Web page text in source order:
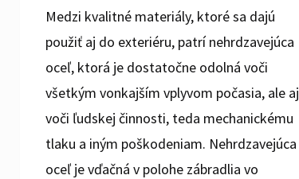
Medzi kvalitné materiály, ktoré sa dajú
použiť aj do exteriéru, patrí nehrdzavejúca
oceľ, ktorá je dostatočne odolná voči
všetkým vonkajším vplyvom počasia, ale aj
voči ľudskej činnosti, teda mechanickému
tlaku a iným poškodeniam. Nehrdzavejúca
oceľ je vďačná v polohe zábradlia vo